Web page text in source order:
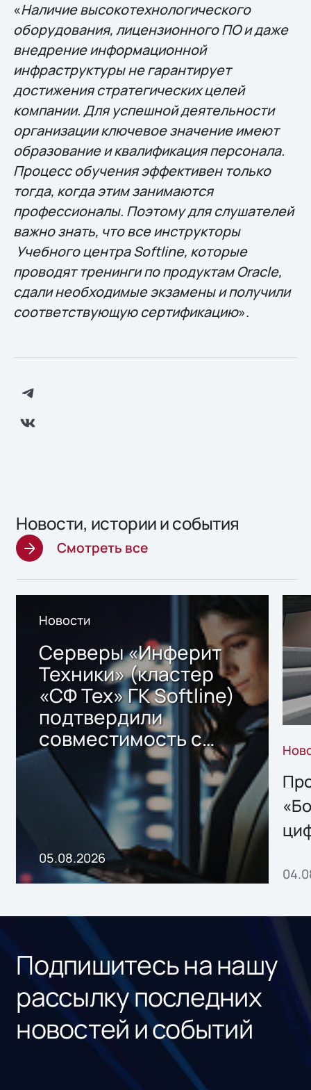
«Наличие высокотехнологического
оборудования, лицензионного ПО и даже
внедрение информационной
инфраструктуры не гарантирует
достижения стратегических целей
компании. Для успешной деятельности
организации ключевое значение имеют
образование и квалификация персонала.
Процесс обучения эффективен только
тогда, когда этим занимаются
профессионалы. Поэтому для слушателей
важно знать, что все инструкторы
Учебного центра Softline, которые
проводят тренинги по продуктам Oracle,
сдали необходимые экзамены и получили
соответствующую сертификацию».
Новости, истории и события
Смотреть все
Новости
Серверы «Инферит
Техники» (кластер
«СФ Тех» ГК Softline)
подтвердили
совместимость с
решением Sharx
Storage 2.x для
хранения данных
05.08.2026
Подпишитесь на нашу
рассылку последних
новостей и событий